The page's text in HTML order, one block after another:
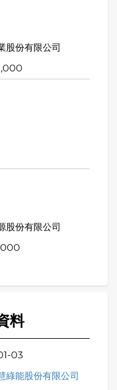
股份有限公司
股份有限公司
料
03
綠能股份有限公司